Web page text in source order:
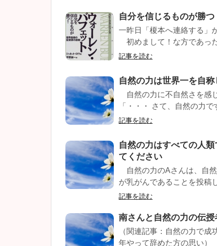
自分を信じるものが勝つ
一昨日「榎本へ連絡する」
初めまして！な方であっ
記事を読む
自然の力は世界一を自
自然の力に不自然さを感
「・・・ さて、自然の力
記事を読む
自然の力はすべての人
てください
自然の力のAさんは、自
が乳がんであることを投稿
記事を読む
南さんと自然の力の伝
（関連記事：自然の力で
年やって辞めた方の思い）